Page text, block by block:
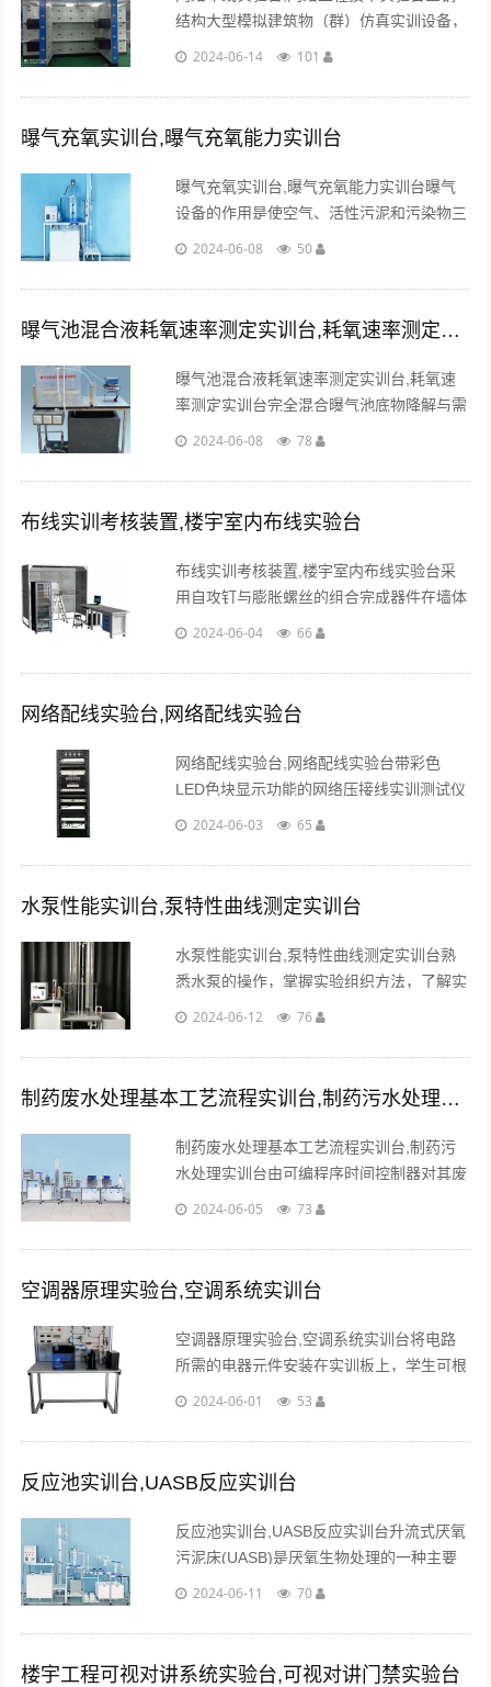
结构大型模拟建筑物（群）仿真实训设备，
按照1：10比例全仿真模拟一栋三层大楼内
2024-06-14 101
曝气充氧实训台,曝气充氧能力实训台
曝气充氧实训台,曝气充氧能力实训台曝气
设备的作用是使空气、活性污泥和污染物三
者充分混合，使活性污泥处于悬浮状态，促
性污泥上。...
2024-06-08 50
曝气池混合液耗氧速率测定实训台,耗氧速率测定实训台
曝气池混合液耗氧速率测定实训台,耗氧速
率测定实训台完全混合曝气池底物降解与需
氧量间关系，求其底物降解中用于产生能量
要前提。...
2024-06-08 78
布线实训考核装置,楼宇室内布线实验台
布线实训考核装置,楼宇室内布线实验台采
用自攻钉与膨胀螺丝的组合完成器件在墙体
上的安装，与工程实际一致。采用真实的布
关连接件、系统器件等。...
2024-06-04 66
网络配线实验台,网络配线实验台
网络配线实验台,网络配线实验台带彩色
LED色块显示功能的网络压接线实训测试仪
（彩色LED色块显示灯，共96个）1台，每
示端接连接状况和线序。...
2024-06-03 65
水泵性能实训台,泵特性曲线测定实训台
水泵性能实训台,泵特性曲线测定实训台熟
悉水泵的操作，掌握实验组织方法，了解实
验操作原理；学会水泵特性曲线的测定方
2024-06-12 76
制药废水处理基本工艺流程实训台,制药污水处理实训台
制药废水处理基本工艺流程实训台,制药污
水处理实训台由可编程序时间控制器对其废
水的流入、加药、曝气、反冲洗、排放、排
口。...
2024-06-05 73
空调器原理实验台,空调系统实训台
空调器原理实验台,空调系统实训台将电路
所需的电器元件安装在实训板上，学生可根
据电路原理图的要求进行制冷电路的接线实
2024-06-01 53
反应池实训台,UASB反应实训台
反应池实训台,UASB反应实训台升流式厌氧
污泥床(UASB)是厌氧生物处理的一种主要
构筑物，它集厌氧生物反应与沉淀分离于一
备。...
2024-06-11 70
楼宇工程可视对讲系统实验台,可视对讲门禁实验台